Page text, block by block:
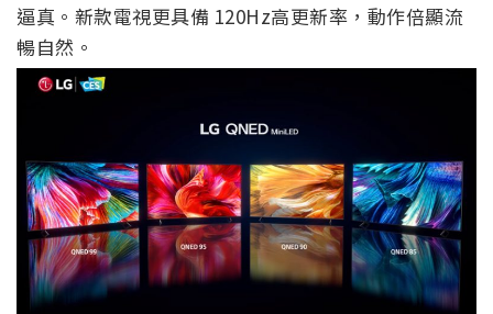
逼真。新款電視更具備 120Hz高更新率，動作倍顯流
暢自然。